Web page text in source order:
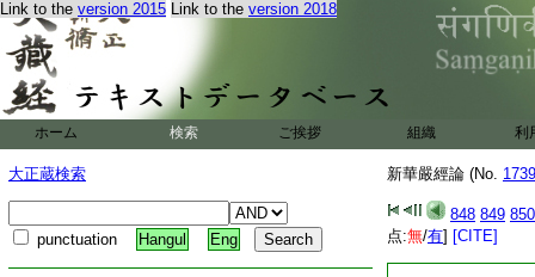
Link to the version 2015 Link to the version 2018
ホーム 検索 ご挨拶 組織 利
大正蔵検索
punctuation Hangul Eng
新華嚴經論 (No.
848 849 850
点:無/有] [CITE]